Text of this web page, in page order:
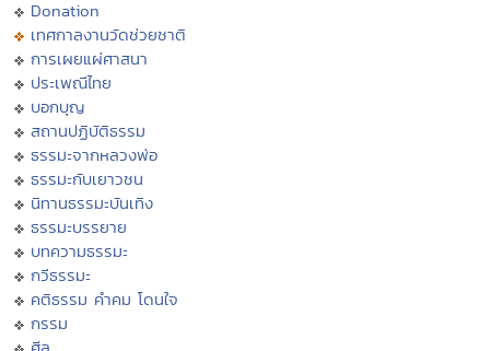
Donation
เทศกาลงานวัดช่วยชาติ
การเผยแผ่ศาสนา
ประเพณีไทย
บอกบุญ
สถานปฏิบัติธรรม
ธรรมะจากหลวงพ่อ
ธรรมะกับเยาวชน
นิทานธรรมะบันเทิง
ธรรมะบรรยาย
บทความธรรมะ
กวีธรรมะ
คติธรรม คำคม โดนใจ
กรรม